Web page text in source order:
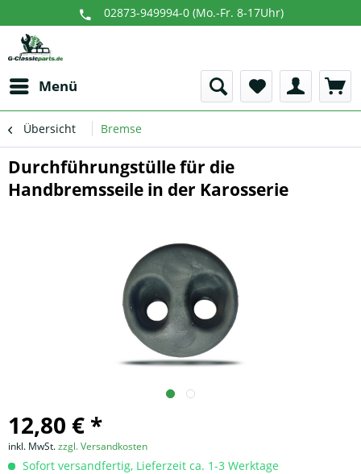
02873-949994-0 (Mo.-Fr. 8-17Uhr)
Menü
Übersicht Bremse
Durchführungstülle für die
Handbremsseile in der Karosserie
12,80 € *
inkl. MwSt.zzgl. Versandkosten
Sofort versandfertig, Lieferzeit ca. 1-3 Werktage